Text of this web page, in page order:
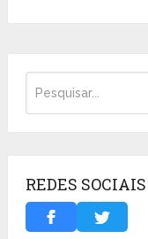
REDES SOCIAIS